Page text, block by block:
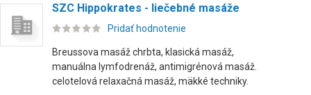
SZC Hippokrates - liečebné masáže
Pridať hodnotenie
Breussova masáž chrbta, klasická masáž,
manuálna lymfodrenáž, antimigrénová masáž.
celotelová relaxačná masáž, mäkké techniky.